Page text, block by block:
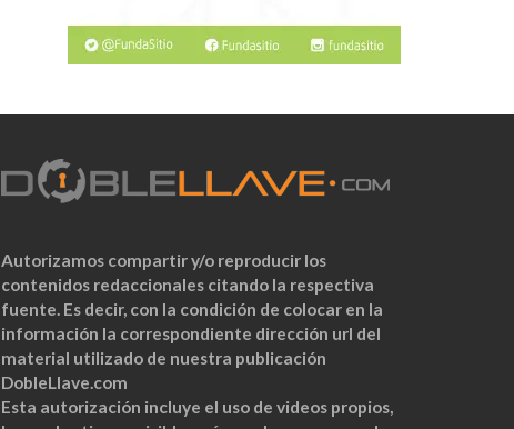
Autorizamos compartir y/o reproducir los
contenidos redaccionales citando la respectiva
fuente. Es decir, con la condición de colocar en la
información la correspondiente dirección url del
material utilizado de nuestra publicación
DobleLlave.com
Esta autorización incluye el uso de videos propios,